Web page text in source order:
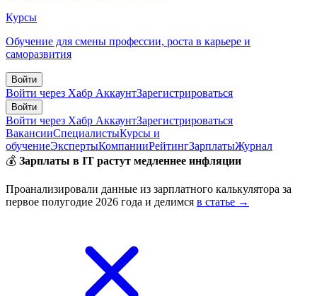
Курсы
Обучение для смены профессии, роста в карьере и
саморазвития
Войти
Войти через Хабр АккаунтЗарегистрироваться
Войти
Войти через Хабр АккаунтЗарегистрироваться
ВакансииСпециалистыКурсы и
обучениеЭкспертыКомпанииРейтингЗарплатыЖурнал
💰 Зарплаты в IT растут медленнее инфляции
Проанализировали данные из зарплатного калькулятора за
первое полугодие 2026 года и делимся в статье →